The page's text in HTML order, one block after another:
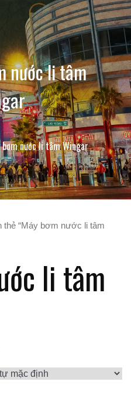
nước li tâm
bơm nước li tâm Wingar
thẻ “Máy bơm nước li tâm
li tâm